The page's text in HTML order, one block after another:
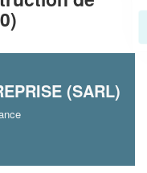
(SARL)
savoir plus